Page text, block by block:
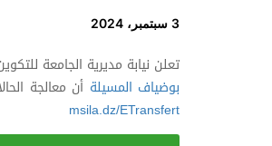
3 سبتمبر، 2024
تعلن نيابة مديرية الجامعة
بوضياف المسيلة أن معالجة
msila.dz/ETransfert